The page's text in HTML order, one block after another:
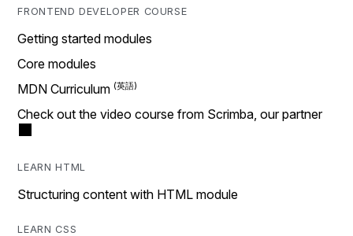
FRONTEND DEVELOPER COURSE
Getting started modules
Core modules
MDN Curriculum
Check out the video course from Scrimba, our partner
LEARN HTML
Structuring content with HTML module
LEARN CSS